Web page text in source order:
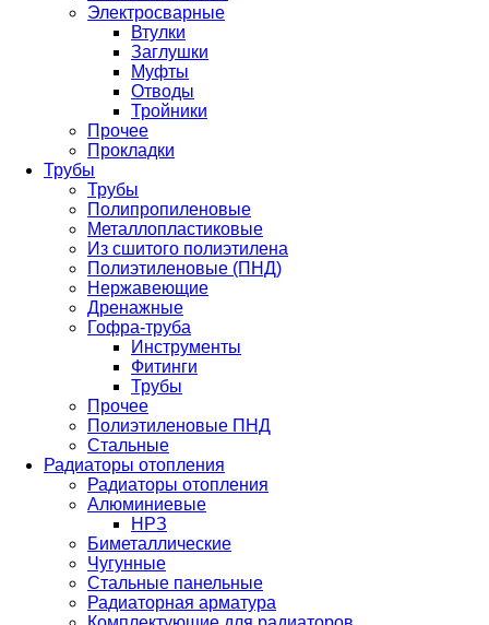
Электросварные
Втулки
Заглушки
Муфты
Отводы
Тройники
Прочее
Прокладки
Трубы
Трубы
Полипропиленовые
Металлопластиковые
Из сшитого полиэтилена
Полиэтиленовые (ПНД)
Нержавеющие
Дренажные
Гофра-труба
Инструменты
Фитинги
Трубы
Прочее
Полиэтиленовые ПНД
Стальные
Радиаторы отопления
Радиаторы отопления
Алюминиевые
НРЗ
Биметаллические
Чугунные
Стальные панельные
Радиаторная арматура